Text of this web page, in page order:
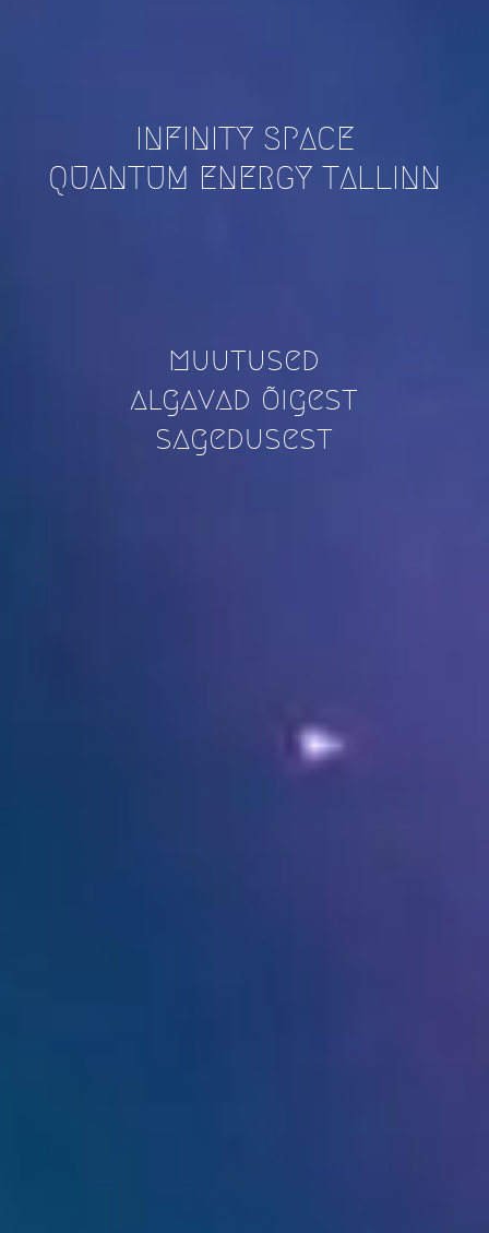
INFINITY SPACE
QUANTUM ENERGY TALLINN
muutused
algavad õigest
sagedusest